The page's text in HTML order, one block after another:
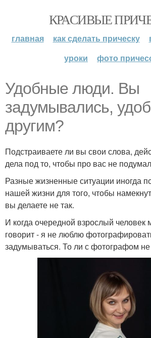
КРАСИВЫЕ
главная как сделать прическу
уроки
фото
Удобные люди. Вы
задумывались,
другим?
Подстраиваете ли вы свои слова,
дела под то, чтобы про вас не
Разные жизненные ситуации иногда
нашей жизни для того, чтобы
вы делаете не так.
И когда очередной взрослый человек
говорит - я не люблю
задумываться. То ли с фотографом не